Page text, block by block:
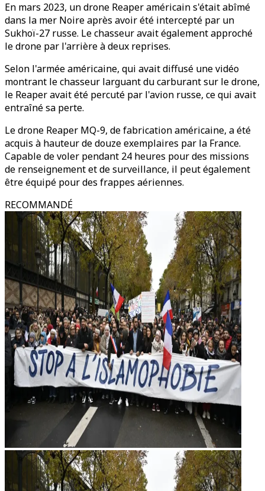
En mars 2023, un drone Reaper américain s'était abîmé
dans la mer Noire après avoir été intercepté par un
Sukhoï-27 russe. Le chasseur avait également approché
le drone par l'arrière à deux reprises.
Selon l'armée américaine, qui avait diffusé une vidéo
montrant le chasseur larguant du carburant sur le drone,
le Reaper avait été percuté par l'avion russe, ce qui avait
entraîné sa perte.
Le drone Reaper MQ-9, de fabrication américaine, a été
acquis à hauteur de douze exemplaires par la France.
Capable de voler pendant 24 heures pour des missions
de renseignement et de surveillance, il peut également
être équipé pour des frappes aériennes.
RECOMMANDÉ